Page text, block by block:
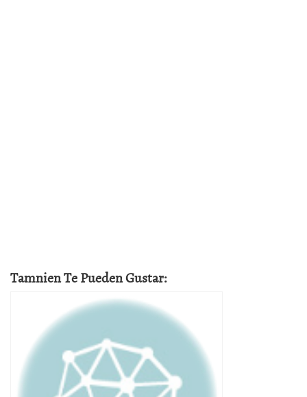
Tamnien Te Pueden Gustar: